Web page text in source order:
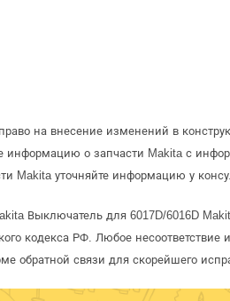
на внесение изменений в
информацию о запчасти Makita с
Makita уточняйте информацию у
Выключатель для 6017D/6016D
кодекса РФ. Любое
обратной связи для скорейшего